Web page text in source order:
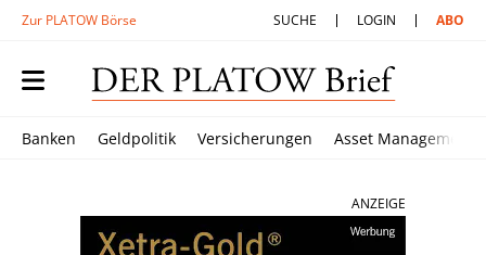
Zur PLATOW Börse SUCHE LOGIN ABO
Banken Geldpolitik Versicherungen Asset Management
ANZEIGE